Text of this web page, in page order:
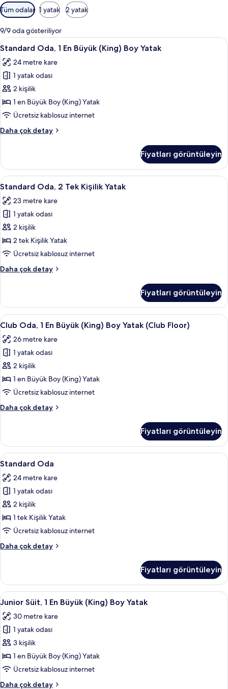
Odalar
için
mevcut
filtreler
Tüm odalar 1 yatak 2 yatak
9/9 oda gösteriliyor
Standard
Oda,
1
En
Büyük
(King)
Boy
için
görün
Anti alerjik yatak takımı, minibar,
5
Standard Oda, 1 En Büyük (King) Boy Yatak
24 metre kare
1 yatak odası
2 kişilik
1 en Büyük Boy (King) Yatak
Ücretsiz kablosuz internet
Daha çok detay
Standard
Büyük
(King)
Boy
hakkında
daha
detay
Fiyatları görüntüleyin
Standard
Oda,
2
Tek
Kişilik
Yatak
için
fotoğrafları
Anti alerjik yatak takımı, minibar,
4
Standard Oda, 2 Tek Kişilik Yatak
23 metre kare
1 yatak odası
2 kişilik
2 tek Kişilik Yatak
Ücretsiz kablosuz internet
Daha çok detay
Standard
Kişilik
Yatak
hakkında
fazla
detay
Fiyatları görüntüleyin
Club
Oda,
1
En
Büyük
(King)
Boy
(Club
tüm
fotoğrafları
görün
Club Oda, 1 En Büyük (King) Boy
7
Club Oda, 1 En Büyük (King) Boy Yatak (Club Floor)
26 metre kare
1 yatak odası
2 kişilik
1 en Büyük Boy (King) Yatak
Ücretsiz kablosuz internet
Daha çok detay
Club
Büyük
(King)
Boy
(Club
Floor)
daha
fazla
detay
Fiyatları görüntüleyin
Standard
Oda
için
tüm
fotoğrafları
görün
Anti alerjik yatak takımı, minibar,
5
Standard Oda
24 metre kare
1 yatak odası
2 kişilik
1 tek Kişilik Yatak
Ücretsiz kablosuz internet
Daha çok detay
Standard
fazla
detay
Fiyatları görüntüleyin
Junior
Süit,
1
En
Büyük
(King)
Boy
Ücretsiz banyo/kozmetik ürünleri,
7
Junior Süit, 1 En Büyük (King) Boy Yatak
30 metre kare
1 yatak odası
3 kişilik
1 en Büyük Boy (King) Yatak
Ücretsiz kablosuz internet
Daha çok detay
Junior